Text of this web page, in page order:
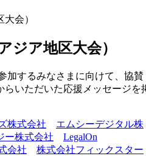
会）
ジア地区大会）
加するみなさまに向けて、協賛
らいただいた応援メッセージを
株式会社
エムシーデジタル株
ー株式会社
LegalOn
会社
株式会社フィックスター